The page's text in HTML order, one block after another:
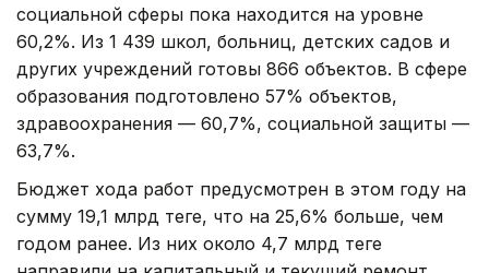
социальной сферы пока находится на уровне
60,2%. Из 1 439 школ, больниц, детских садов и
других учреждений готовы 866 объектов. В сфере
образования подготовлено 57% объектов,
здравоохранения — 60,7%, социальной защиты —
63,7%.
Бюджет хода работ предусмотрен в этом году на
сумму 19,1 млрд теңге, что на 25,6% больше, чем
годом ранее. Из них около 4,7 млрд теңге